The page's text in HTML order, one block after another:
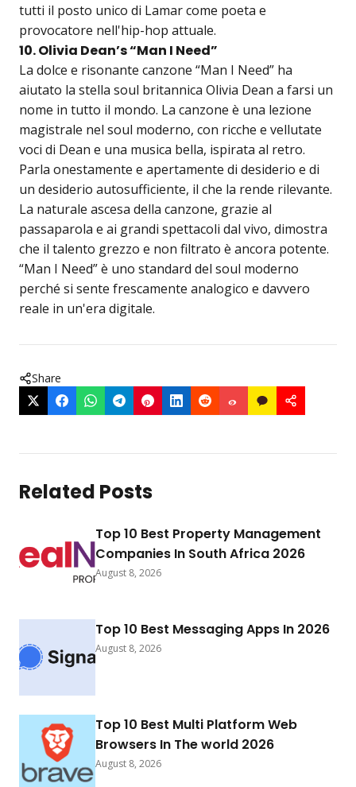
tutti il posto unico di Lamar come poeta e
provocatore nell'hip-hop attuale.
10. Olivia Dean’s “Man I Need”
La dolce e risonante canzone “Man I Need” ha
aiutato la stella soul britannica Olivia Dean a farsi un
nome in tutto il mondo. La canzone è una lezione
magistrale nel soul moderno, con ricche e vellutate
voci di Dean e una musica bella, ispirata al retro.
Parla onestamente e apertamente di desiderio e di
un desiderio autosufficiente, il che la rende rilevante.
La naturale ascesa della canzone, grazie al
passaparola e ai grandi spettacoli dal vivo, dimostra
che il talento grezzo e non filtrato è ancora potente.
“Man I Need” è uno standard del soul moderno
perché si sente frescamente analogico e davvero
reale in un'era digitale.
Share
Related Posts
Top 10 Best Property Management
Companies In South Africa 2026
August 8, 2026
Top 10 Best Messaging Apps In 2026
August 8, 2026
Top 10 Best Multi Platform Web
Browsers In The world 2026
August 8, 2026